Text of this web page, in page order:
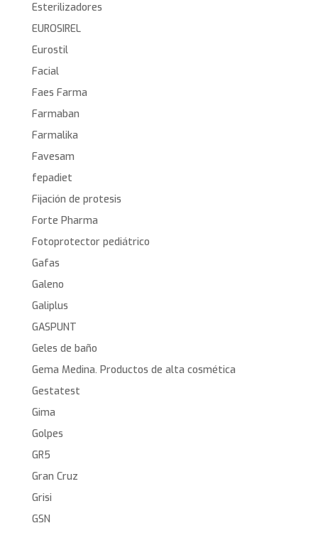
Esterilizadores
EUROSIREL
Eurostil
Facial
Faes Farma
Farmaban
Farmalika
Favesam
fepadiet
Fijación de protesis
Forte Pharma
Fotoprotector pediátrico
Gafas
Galeno
Galiplus
GASPUNT
Geles de baño
Gema Medina. Productos de alta cosmética
Gestatest
Gima
Golpes
GR5
Gran Cruz
Grisi
GSN